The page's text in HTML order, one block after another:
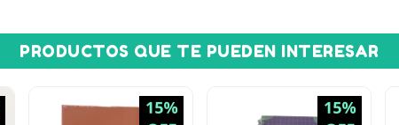
PRODUCTOS QUE TE PUEDEN INTERESAR